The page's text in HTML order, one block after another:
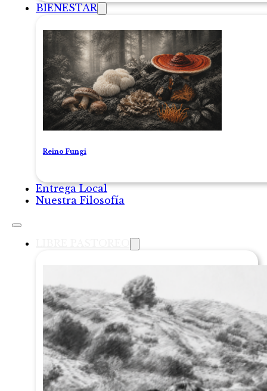
BIENESTAR
Reino Fungi
Entrega Local
Nuestra Filosofía